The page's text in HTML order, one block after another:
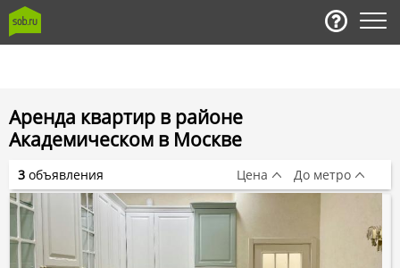
Аренда квартир в районе
Академическом в Москве
3 объявления Цена До метро